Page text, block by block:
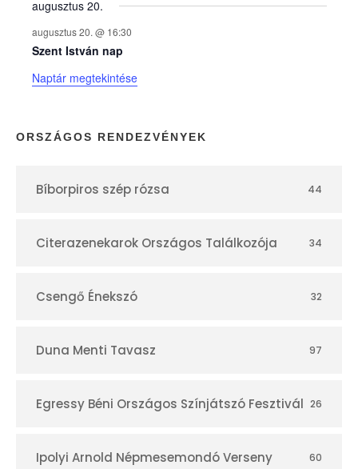
k
n
a
p
r
augusztus 20.
augusztus 20. @ 16:30
Szent István nap
Naptár megtekintése
ORSZÁGOS RENDEZVÉNYEK
Bíborpiros szép rózsa 44
Citerazenekarok Országos Találkozója 34
Csengő Énekszó 32
Duna Menti Tavasz 97
Egressy Béni Országos Színjátszó Fesztivál 26
Ipolyi Arnold Népmesemondó Verseny 60